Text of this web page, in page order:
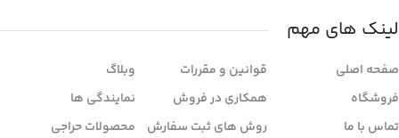
لینک های مهم
صفحه اصلی
فروشگاه
تماس با ما
قوانین و مقررات
همکاری در فروش
روش های ثبت سفارش
وبلاگ
نمایندگی ها
محصولات حراجی